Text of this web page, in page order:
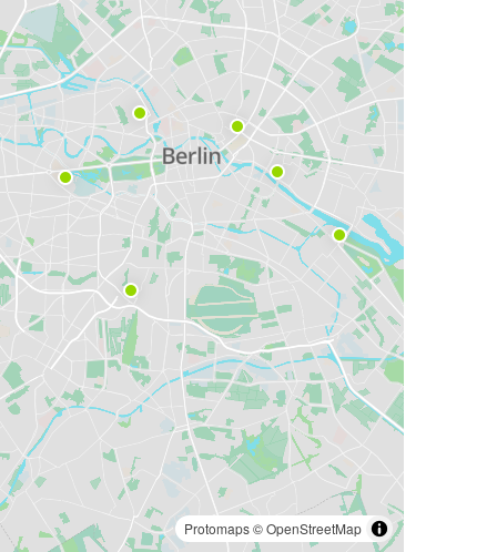
Protomaps©OpenStreetMap